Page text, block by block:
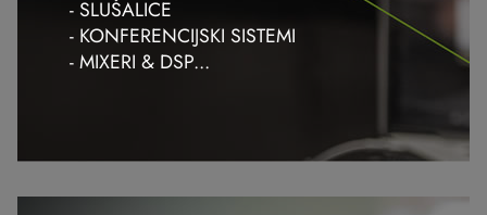
- SLUŠALICE
- KONFERENCIJSKI SISTEMI
- MIXERI & DSP...